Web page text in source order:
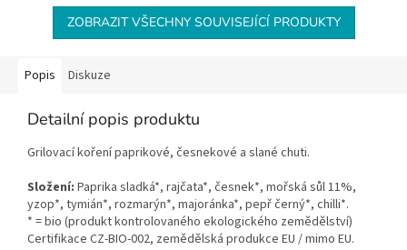
ZOBRAZIT VŠECHNY SOUVISEJÍCÍ PRODUKTY
Popis Diskuze
Detailní popis produktu
Grilovací koření paprikové, česnekové a slané chuti.
Složení: Paprika sladká*, rajčata*, česnek*, mořská sůl 11%,
yzop*, tymián*, rozmarýn*, majoránka*, pepř černý*, chilli*.
* = bio (produkt kontrolovaného ekologického zemědělství)
Certifikace CZ-BIO-002, zemědělská produkce EU / mimo EU.